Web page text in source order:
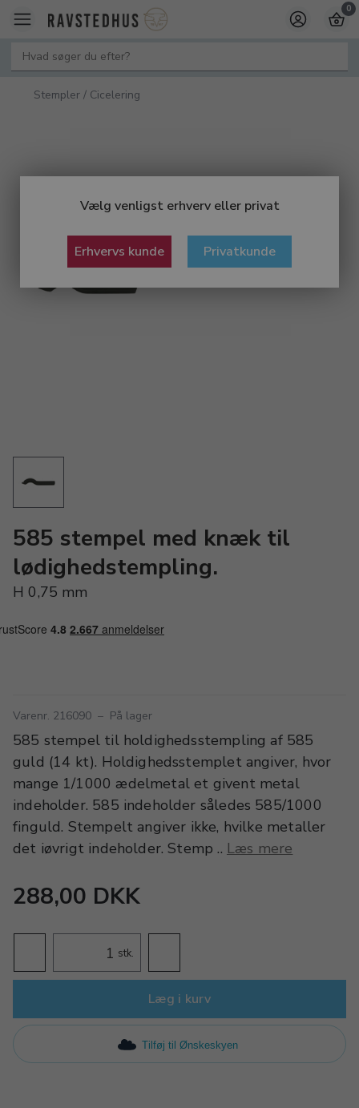
Vælg venligst erhverv eller privat
Erhvervs kunde Privatkunde
0
Stempler / Cicelering
585 stempel med knæk til
lødighedstempling.
H 0,75 mm
Varenr. 216090 – På lager
585 stempel til holdighedsstempling af 585
guld (14 kt). Holdighedsstemplet angiver, hvor
mange 1/1000 ædelmetal et givent metal
indeholder. 585 indeholder således 585/1000
finguld. Stempelt angiver ikke, hvilke metaller
det iøvrigt indeholder. Stemp .. Læs mere
288,00 DKK
stk.
Læg i kurv
Tilføj til Ønskeskyen